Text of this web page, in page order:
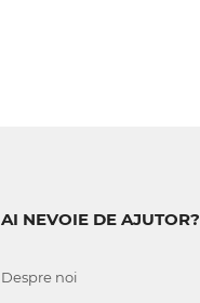
AI NEVOIE DE AJUTOR?
Despre noi